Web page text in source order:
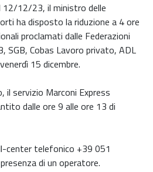
12/12/23, il ministro delle
ha disposto la riduzione a 4 ore
proclamati dalle Federazioni
SGB, Cobas Lavoro privato, ADL
15 dicembre.
servizio Marconi Express
dalle ore 9 alle ore 13 di
center telefonico +39 051
di un operatore.